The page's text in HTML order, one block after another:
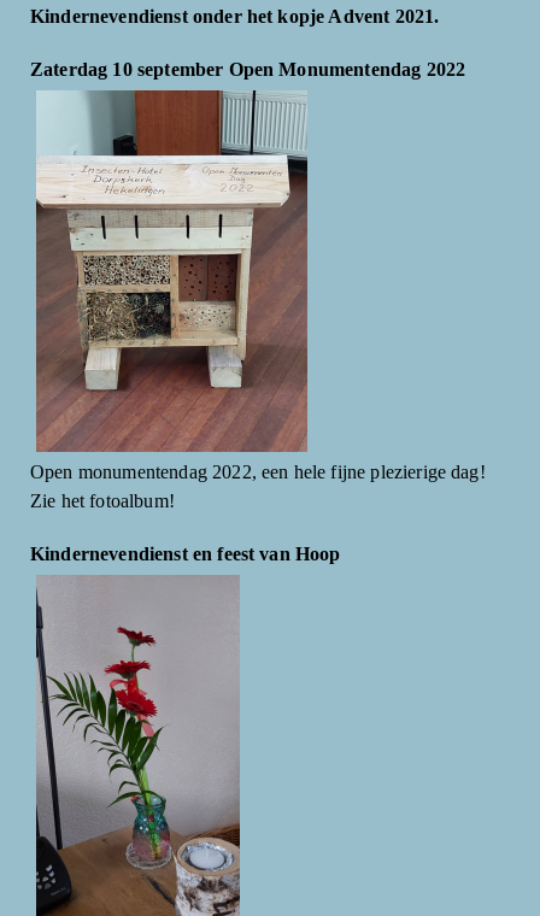
Kindernevendienst onder het kopje Advent 2021.
Zaterdag 10 september Open Monumentendag 2022
Open monumentendag 2022, een hele fijne plezierige dag!
Zie het fotoalbum!
Kindernevendienst en feest van Hoop